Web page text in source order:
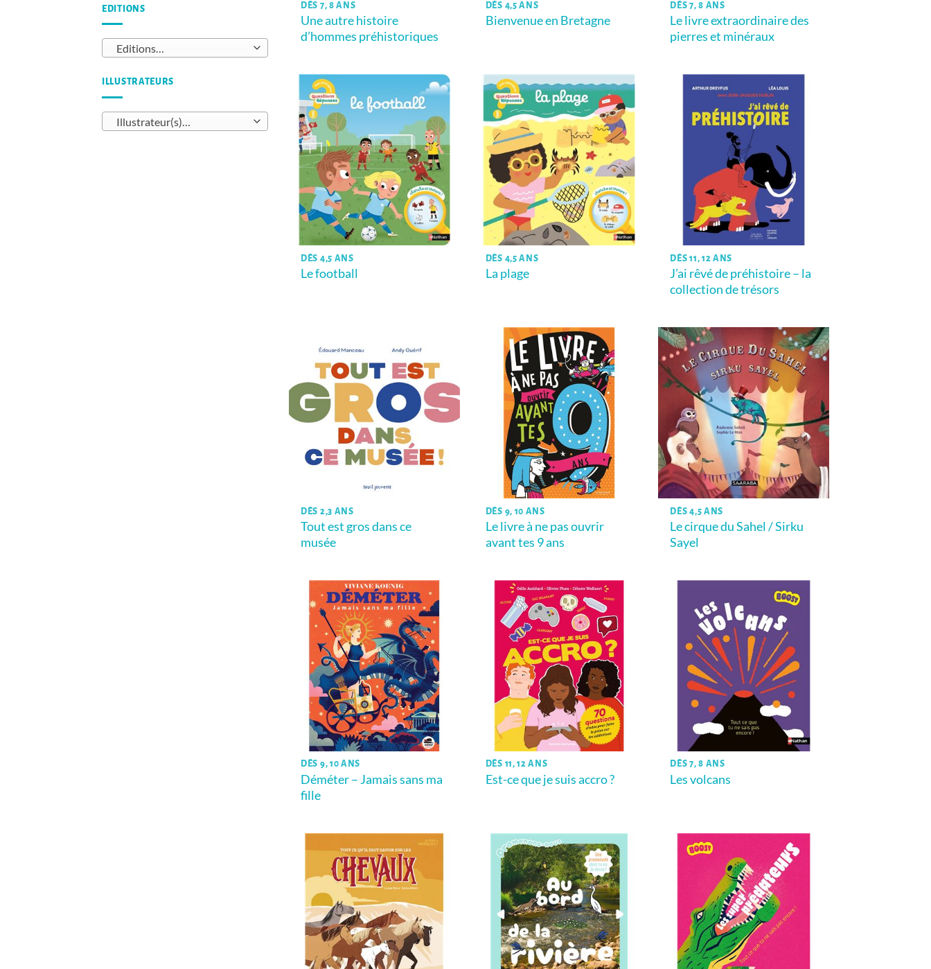
EDITIONS
Editions…
ILLUSTRATEURS
Illustrateur(s)…
DÈS 7, 8 ANS
Une autre histoire
d’hommes préhistoriques
DÈS 4,5 ANS
Bienvenue en Bretagne
DÈS 7, 8 ANS
Le livre extraordinaire des
pierres et minéraux
DÈS 4,5 ANS
Le football
DÈS 4,5 ANS
La plage
DÈS 11, 12 ANS
J’ai rêvé de préhistoire – la
collection de trésors
DÈS 2,3 ANS
Tout est gros dans ce
musée
DÈS 9, 10 ANS
Le livre à ne pas ouvrir
avant tes 9 ans
DÈS 4,5 ANS
Le cirque du Sahel / Sirku
Sayel
DÈS 9, 10 ANS
Déméter – Jamais sans ma
fille
DÈS 11, 12 ANS
Est-ce que je suis accro ?
DÈS 7, 8 ANS
Les volcans